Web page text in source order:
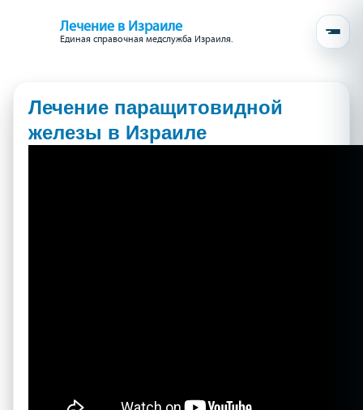
Лечение в Израиле
Единая справочная медслужба Израиля.
Лечение паращитовидной
железы в Израиле